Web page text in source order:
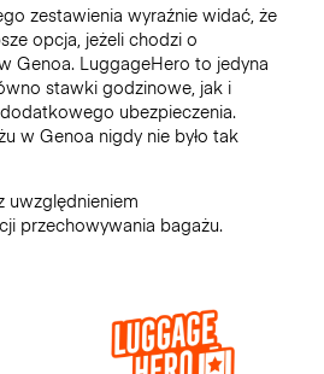
zestawienia wyraźnie widać, że
opcja, jeżeli chodzi o
Genoa. LuggageHero to jedyna
stawki godzinowe, jak i
ubezpieczenia.
w Genoa nigdy nie było tak
uwzględnieniem
przechowywania bagażu.